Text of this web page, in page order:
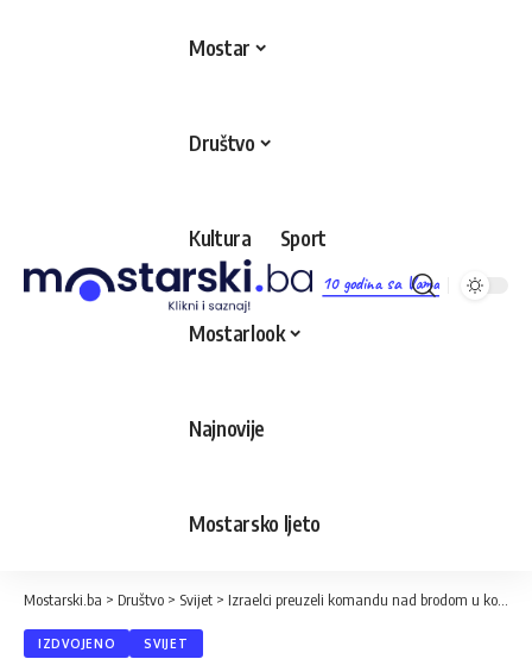
10 godina sa Vama
Mostar
Društvo
Kultura Sport
Mostarlook
Najnovije
Mostarsko ljeto
Mostarski.ba > Društvo > Svijet > Izraelci preuzeli komandu nad brodom u kojem je Greta Thunberg, neće im dozvoliti ulazak u Gazu
IZDVOJENO SVIJET